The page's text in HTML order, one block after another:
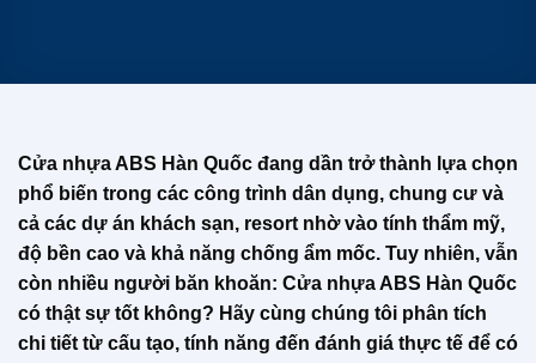
Cửa nhựa ABS Hàn Quốc đang dần trở thành lựa chọn
phổ biến trong các công trình dân dụng, chung cư và
cả các dự án khách sạn, resort nhờ vào tính thẩm mỹ,
độ bền cao và khả năng chống ẩm mốc. Tuy nhiên, vẫn
còn nhiều người băn khoăn: Cửa nhựa ABS Hàn Quốc
có thật sự tốt không? Hãy cùng chúng tôi phân tích
chi tiết từ cấu tạo, tính năng đến đánh giá thực tế để có